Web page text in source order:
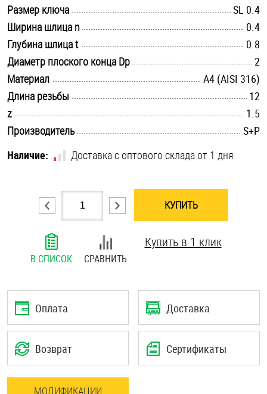
Шайбы
Шпильки
Шплинты
Штифты и пальцы
Размер ключа
SL 0.4
Ширина шлица n
0.4
Глубина шлица t
0.8
Диаметр плоского конца Dp
2
Материал
A4 (AISI 316)
Длина резьбы
12
z
1.5
Производитель
S+P
Наличие:
Доставка с оптового склада от 1 дня
КУПИТЬ
В СПИСОК СРАВНИТЬ
Купить в 1 клик
Оплата Доставка
Возврат Сертификаты
МОДИФИКАЦИИ